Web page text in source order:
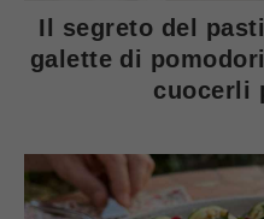
Il segreto del
galette di
cuocerli